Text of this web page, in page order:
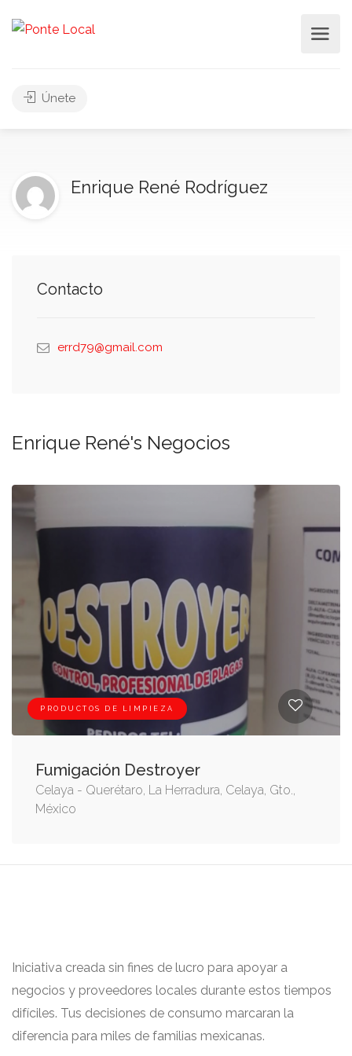
Únete
Enrique René Rodríguez
Contacto
errd79@gmail.com
Enrique René's Negocios
PRODUCTOS DE LIMPIEZA
Fumigación Destroyer
Celaya - Querétaro, La Herradura, Celaya, Gto.,
México
Iniciativa creada sin fines de lucro para apoyar a
negocios y proveedores locales durante estos tiempos
difíciles. Tus decisiones de consumo marcaran la
diferencia para miles de familias mexicanas.